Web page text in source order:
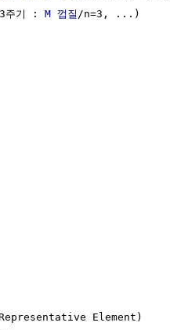
주기 : M 껍질 /n=3, ...)
Element)